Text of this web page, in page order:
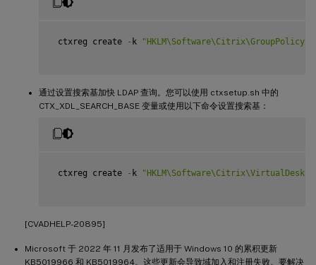
ctxreg create - k
通过设置搜索基加快 LDAP 查询。您可以使用 ctxsetup.sh 中的
CTX_XDL_SEARCH_BASE 变量或使用以下命令设置搜索基：
ctxreg create - k
[CVADHELP-20895]
Microsoft 于 2022 年 11 月发布了适用于 Windows 10 的累积更新
KB5019966 和 KB5019964。这些更新会导致域加入和注册失败。要解决